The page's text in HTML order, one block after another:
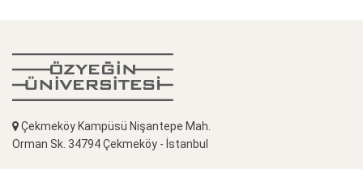
Çekmeköy Kampüsü Nişantepe Mah.
Orman Sk. 34794 Çekmeköy - İstanbul